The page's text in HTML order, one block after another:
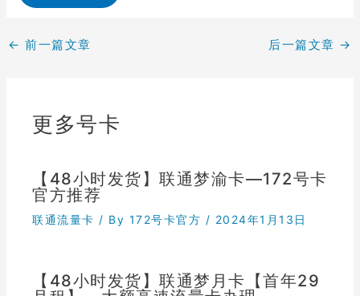
← 前一篇文章 后一篇文章 →
更多号卡
【48小时发货】联通梦渝卡—172号卡
官方推荐
联通流量卡 / By 172号卡官方 / 2024年1月13日
【48小时发货】联通梦月卡【首年29